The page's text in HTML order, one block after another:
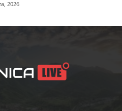
2026